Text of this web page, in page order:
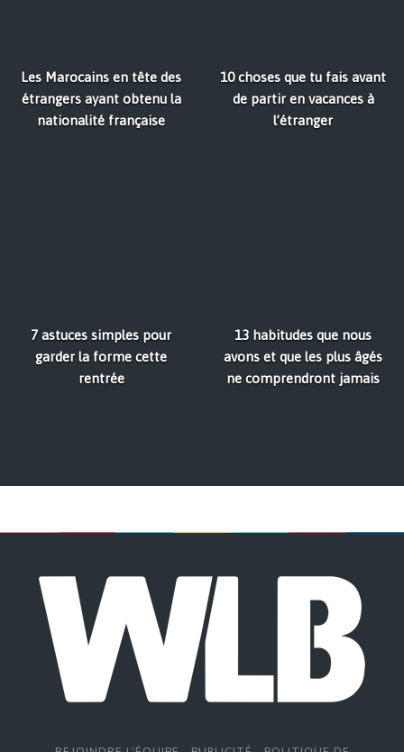
Les Marocains en tête des
étrangers ayant obtenu la
nationalité française
10 choses que tu fais avant
de partir en vacances à
l’étranger
7 astuces simples pour
garder la forme cette
rentrée
13 habitudes que nous
avons et que les plus âgés
ne comprendront jamais